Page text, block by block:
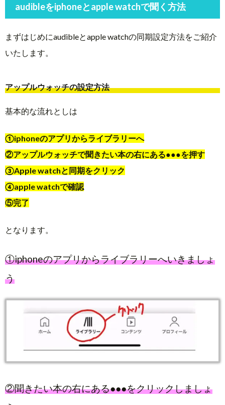
audibleをiphoneとapple watchで聞く方法
まずはじめにaudibleとapple watchの同期設定方法をご紹介
いたします。
アップルウォッチの設定方法
基本的な流れとしは
①iphoneのアプリからライブラリーへ
②アップルウォッチで聞きたい本の右にある●●●を押す
③Apple watchと同期をクリック
④apple watchで確認
⑤完了
となります。
①iphoneのアプリからライブラリーへいきましょ
う
②聞きたい本の右にある●●●をクリックしましょ